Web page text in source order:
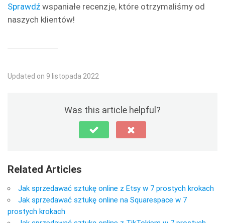
Sprawdź wspaniałe recenzje, które otrzymaliśmy od
naszych klientów!
Updated on 9 listopada 2022
Was this article helpful?
Related Articles
Jak sprzedawać sztukę online z Etsy w 7 prostych krokach
Jak sprzedawać sztukę online na Squarespace w 7
prostych krokach